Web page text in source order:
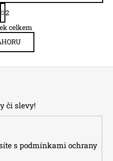
O
v
l
á
d
p
r
k
y
S
t
r
á
n
k
2
celkem
či slevy!
s podmínkami ochrany